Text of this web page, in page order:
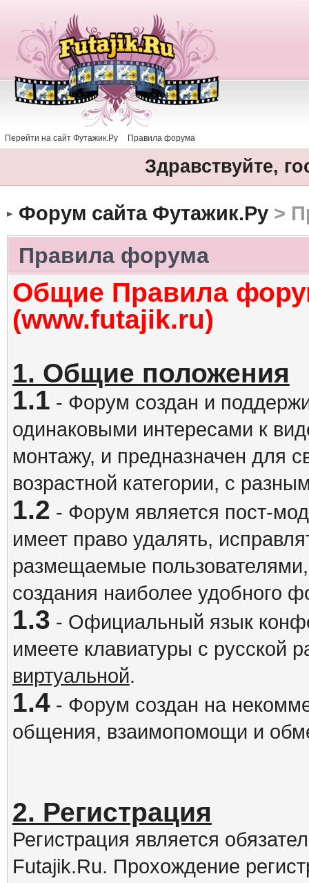
Перейти на сайт Футажик.Ру Правила форума
Здравствуйте,
Форум сайта Футажик.Ру>
Правила форума
Общие Правила
(www.futajik.ru)
1. Общие положения
1.1 - Форум создан и
одинаковыми интересами к
монтажу, и предназначен для
возрастной категории, с
1.2 - Форум является пост-
имеет право удалять,
размещаемые
создания наиболее удобного
1.3 - Официальный язык
имеете клавиатуры с русской
виртуальной.
1.4- Форум создан на
общения, взаимопомощи и
2. Регистрация
Регистрация является
Futajik.Ru. Прохождение